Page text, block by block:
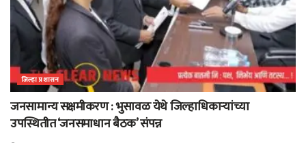
जिल्हा प्रशासन
जनसामान्य सक्षमीकरण : भुसावळ येथे जिल्हाधिकाऱ्यांच्या
उपस्थितीत ‘जनसमाधान बैठक’ संपन्न